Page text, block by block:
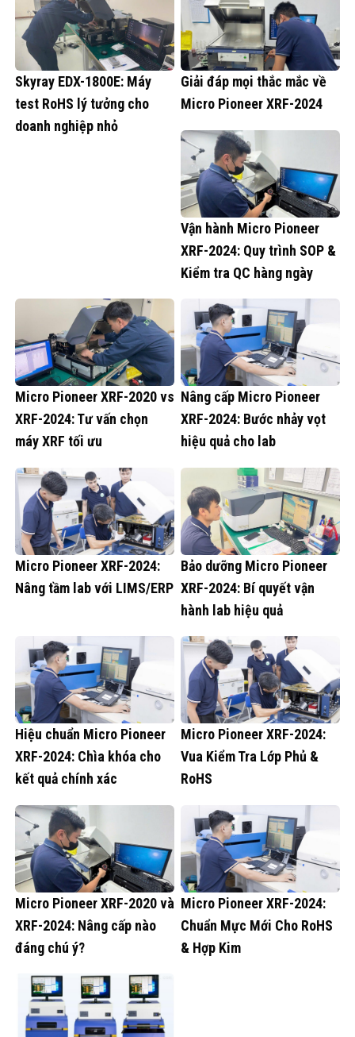
Skyray EDX-1800E: Máy
test RoHS lý tưởng cho
doanh nghiệp nhỏ
Giải đáp mọi thắc mắc về
Micro Pioneer XRF-2024
Vận hành Micro Pioneer
XRF-2024: Quy trình SOP &
Kiểm tra QC hàng ngày
Micro Pioneer XRF-2020 vs
XRF-2024: Tư vấn chọn
máy XRF tối ưu
Nâng cấp Micro Pioneer
XRF-2024: Bước nhảy vọt
hiệu quả cho lab
Micro Pioneer XRF-2024:
Nâng tầm lab với LIMS/ERP
Bảo dưỡng Micro Pioneer
XRF-2024: Bí quyết vận
hành lab hiệu quả
Hiệu chuẩn Micro Pioneer
XRF-2024: Chìa khóa cho
kết quả chính xác
Micro Pioneer XRF-2024:
Vua Kiểm Tra Lớp Phủ &
RoHS
Micro Pioneer XRF-2020 và
XRF-2024: Nâng cấp nào
đáng chú ý?
Micro Pioneer XRF-2024:
Chuẩn Mực Mới Cho RoHS
& Hợp Kim